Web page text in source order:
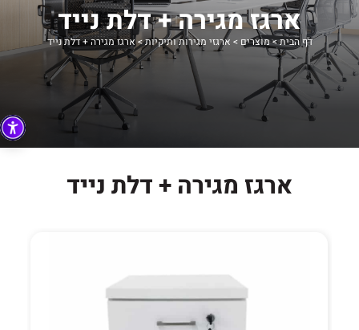
ארגז מגירה + דלת נייד
דף הבית>מוצרים > ארגזי מגירות ותיקיות>ארגז מגירה + דלת נייד
ארגז מגירה + דלת נייד